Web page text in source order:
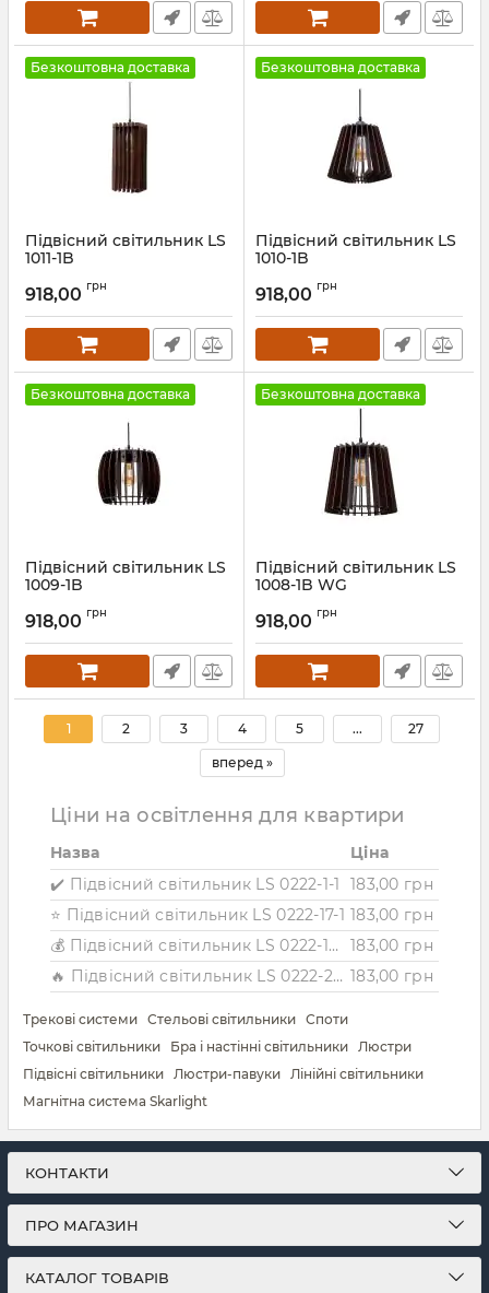
Безкоштовна доставка
Підвісний світильник LS
1011-1B
918,00 грн
Безкоштовна доставка
Підвісний світильник LS
1010-1B
918,00 грн
Безкоштовна доставка
Підвісний світильник LS
1009-1B
918,00 грн
Безкоштовна доставка
Підвісний світильник LS
1008-1B WG
918,00 грн
1 2 3 4 5 ... 27
вперед »
Ціни на освітлення для квартири
Назва
Ціна
✔️ Підвісний світильник LS 0222-1-1
183,00 грн
⭐ Підвісний світильник LS 0222-17-1 183,00 грн
💰 Підвісний світильник LS 0222-19-1
183,00 грн
🔥 Підвісний світильник LS 0222-25-1 183,00 грн
Трекові системи Стельові світильники Споти
Точкові світильники
Бра і настінні світильники Люстри
Підвісні світильники Люстри-павуки Лінійні світильники
Магнітна система Skarlight
КОНТАКТИ
ПРО МАГАЗИН
КАТАЛОГ ТОВАРІВ